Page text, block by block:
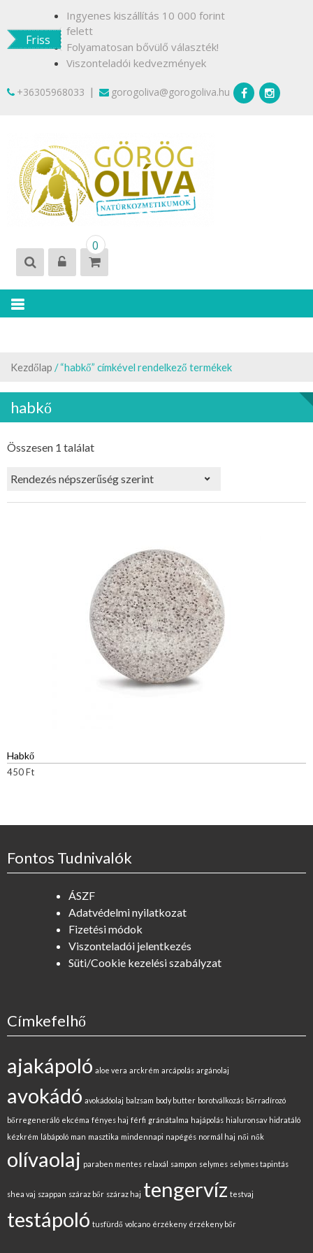
contentFriss
Ingyenes kiszállítás 10 000 forint
felett
Folyamatosan bővülő választék!
Viszonteladói kedvezmények
+36305968033 | gorogoliva@gorogoliva.hu
0
Kezdőlap / “habkő” címkével rendelkező termékek
habkő
Összesen 1 találat
Habkő
450Ft
Fontos Tudnivalók
ÁSZF
Adatvédelmi nyilatkozat
Fizetési módok
Viszonteladói jelentkezés
Süti/Cookie kezelési szabályzat
Címkefelhő
ajakápoló aloe vera arckrém arcápolás argánolaj
avokádó avokádóolaj balzsam body butter borotválkozás bőrradírozó
bőrregeneráló ekcéma fényes haj férfi gránátalma hajápolás hialuronsav hidratáló
kézkrém lábápoló man masztika mindennapi napégés normál haj női nők
olívaolaj paraben mentes relaxál sampon selymes selymes tapintás
shea vaj szappan száraz bőr száraz haj tengervíz testvaj
testápoló tusfürdő volcano érzékeny érzékeny bőr